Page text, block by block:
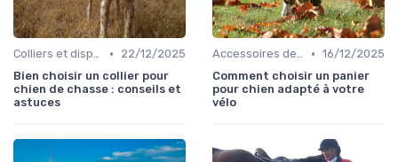
Colliers et dispositifs de suivi •
22/12/2025
Bien choisir un collier pour
chien de chasse : conseils et
astuces
Accessoires de transport • 16/12/2025
Comment choisir un panier
pour chien adapté à votre
vélo